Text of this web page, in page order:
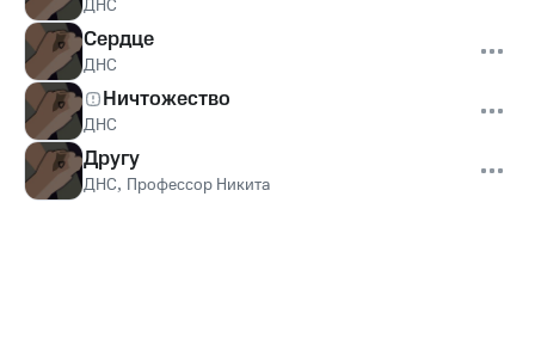
ДНС
Сердце
ДНС
Ничтожество
ДНС
Другу
ДНС, Профессор Никита